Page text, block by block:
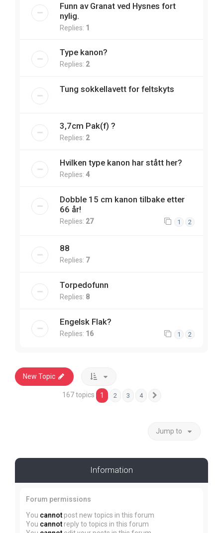
Funn av Granat ved Hysnes fort
nylig.
Replies: 1
Type kanon?
Replies: 2
Tung sokkellavett for feltskyts
3,7cm Pak(f) ?
Replies: 2
Hvilken type kanon har stått her?
Replies: 4
Dobble 15 cm kanon tilbake etter
66 år!
Replies: 27 1 2
88
Replies: 7
Torpedofunn
Replies: 8
Engelsk Flak?
Replies: 16 1 2
New Topic
167 topics 1 2 3 4
Jump to
Information
Forum permissions
You cannot post new topics in this forum
You cannot reply to topics in this forum